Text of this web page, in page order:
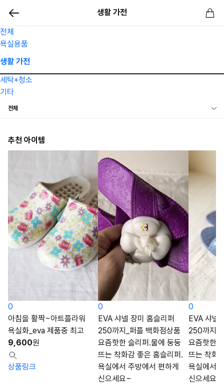
생활 가전
전체
욕실용품
생활 가전
세탁+청소
기타
전체
추천 아이템
0
아침을 활짝~아트플라워
욕실화_eva 제품중 최고
9,600원
상품링크
0
EVA 샤넬 장미 홈슬리퍼
250까지_퍼플 백화점상품
요즘핫한 슬리퍼.물에 둥둥
뜨는 착화감 좋은 홈슬리퍼.
욕실에서 주방에서 편하게
신으세요~
0
EVA 샤넬
250까지
요즘핫한
뜨는 착화
욕실에서
신으세요~